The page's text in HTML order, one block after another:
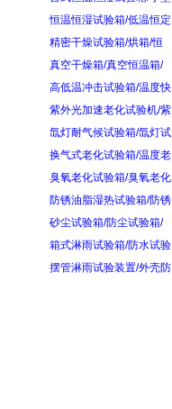
恒温恒湿试验箱/低温恒定
精密干燥试验箱/烘箱/恒
真空干燥箱/真空恒温箱/
高低温冲击试验箱/温度快
紫外光加速老化试验机/紫
氙灯耐气候试验箱/氙灯试
换气式老化试验箱/温度老
臭氧老化试验箱/臭氧老化
防锈油脂湿热试验箱/防锈
砂尘试验箱/防尘试验箱/
箱式淋雨试验箱/防水试验
摆管淋雨试验装置/外壳防